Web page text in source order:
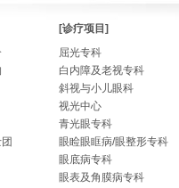
[诊疗项目]
屈光专科
白内障及老视专科
斜视与小儿眼科
视光中心
青光眼专科
眼睑眼眶病/眼整形专科
眼底病专科
眼表及角膜病专科